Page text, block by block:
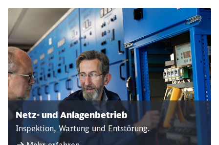
Netz- und Anlagenbetrieb
Inspektion, Wartung und Entstörung.